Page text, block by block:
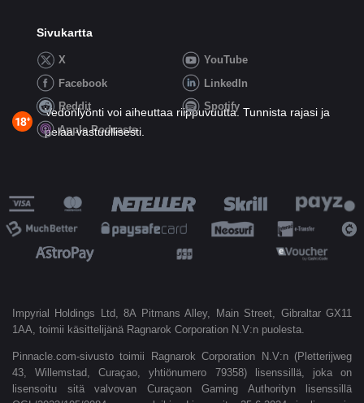
Sivukartta
X
YouTube
Facebook
LinkedIn
Reddit
Spotify
Apple Podcasts
Vedonlyönti voi aiheuttaa riippuvuutta. Tunnista rajasi ja
pelaa vastuullisesti.
Impyrial Holdings Ltd, 8A Pitmans Alley, Main Street, Gibraltar GX11
1AA, toimii käsittelijänä Ragnarok Corporation N.V:n puolesta.
Pinnacle.com-sivusto toimii Ragnarok Corporation N.V:n (Pletterijweg
43, Willemstad, Curaçao, yhtiönumero 79358) lisenssillä, joka on
lisensoitu sitä valvovan Curaçaon Gaming Authorityn lisenssillä